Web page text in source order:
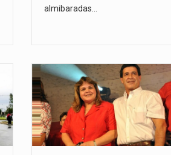
almibaradas…